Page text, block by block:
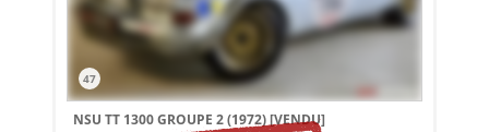
47
NSU TT 1300 GROUPE 2 (1972)[VENDU]